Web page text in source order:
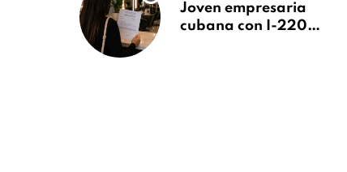
Joven empresaria
cubana con I-220A